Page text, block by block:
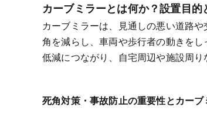
カーブミラーとは何か？設置目的
カーブミラーは、見通しの悪い道路
角を減らし、車両や歩行者の動きを
低減につながり、自宅周辺や施設周り
死角対策・事故防止の重要性とカー